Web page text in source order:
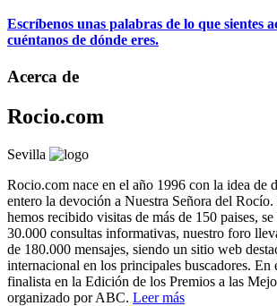
Escríbenos unas palabras de lo que sientes
cuéntanos de dónde eres.
Acerca de
Rocio.com
Sevilla
Rocio.com nace en el año 1996 con la idea de
entero la devoción a Nuestra Señora del Rocío.
hemos recibido visitas de más de 150 paises,
30.000 consultas informativas, nuestro foro
de 180.000 mensajes, siendo un sitio web
internacional en los principales buscadores. En
finalista en la Edición de los Premios a las
organizado por ABC. Leer más